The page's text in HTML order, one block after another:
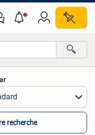
recherche